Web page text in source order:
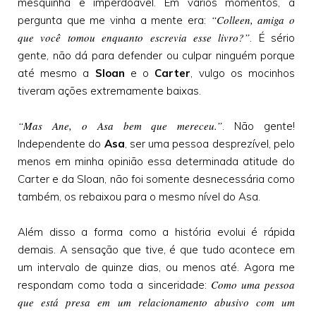
pergunta que me vinha a mente era: “Colleen, amiga o
que você tomou enquanto escrevia esse livro?”. É sério
gente, não dá para defender ou culpar ninguém porque
até mesmo a Sloan e o Carter, vulgo os mocinhos
tiveram ações extremamente baixas.
“Mas Ane, o Asa bem que mereceu.”. Não gente!
Independente do Asa, ser uma pessoa desprezível, pelo
menos em minha opinião essa determinada atitude do
Carter e da Sloan, não foi somente desnecessária como
também, os rebaixou para o mesmo nível do Asa.
Além disso a forma como a história evolui é rápida
demais. A sensação que tive, é que tudo acontece em
um intervalo de quinze dias, ou menos até. Agora me
respondam como toda a sinceridade: Como uma pessoa
que está presa em um relacionamento abusivo com um